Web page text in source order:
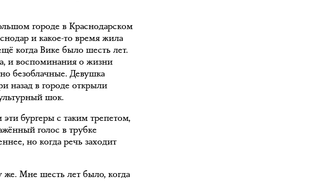
городе в Краснодарском
и какое-то время жила
когда Вике было шесть лет.
и воспоминания о жизни
безоблачные. Девушка
назад в городе открыли
шок.
бургеры с таким трепетом,
голос в трубке
но когда речь заходит
же. Мне шесть лет было, когда